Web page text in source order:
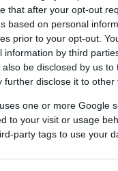
that after your opt-out
based on personal
prior to your opt-out.
by third
be disclosed by us
further disclose it to other
one or more Google
to your visit or usage
party tags to use your
Μπασκετική
Google
Βασίλη
στην
Μούτη/